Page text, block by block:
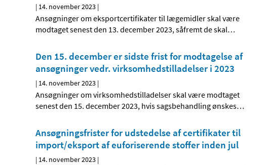
| 14. november 2023 |
Ansøgninger om eksportcertifikater til lægemidler skal være
modtaget senest den 13. december 2023, såfremt de skal…
Den 15. december er sidste frist for modtagelse af
ansøgninger vedr. virksomhedstilladelser i 2023
| 14. november 2023 |
Ansøgninger om virksomhedstilladelser skal være modtaget
senest den 15. december 2023, hvis sagsbehandling ønskes…
Ansøgningsfrister for udstedelse af certifikater til
import/eksport af euforiserende stoffer inden jul
| 14. november 2023 |